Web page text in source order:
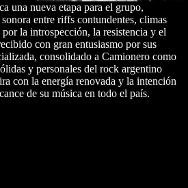
una nueva etapa para el grupo,
entre riffs contundentes, climas
por la introspección, la resistencia y el
con gran entusiasmo por sus
consolidado a Camionero como
y personales del rock argentino
con la energía renovada y la intención
de su música en todo el país.